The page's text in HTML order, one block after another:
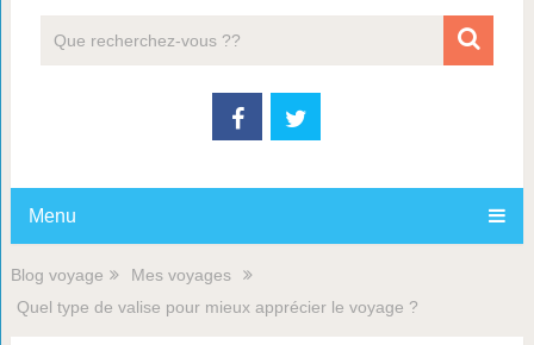
Menu
Blog voyage
Mes voyages
Quel type de valise pour mieux apprécier le voyage ?